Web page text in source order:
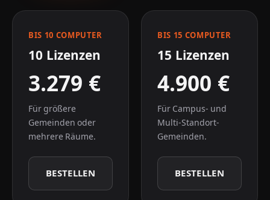
BIS 10 COMPUTER
10 Lizenzen
3.279 €
Für größere
Gemeinden oder
mehrere Räume.
BESTELLEN
BIS 15 COMPUTER
15 Lizenzen
4.900 €
Für Campus- und
Multi-Standort-
Gemeinden.
BESTELLEN